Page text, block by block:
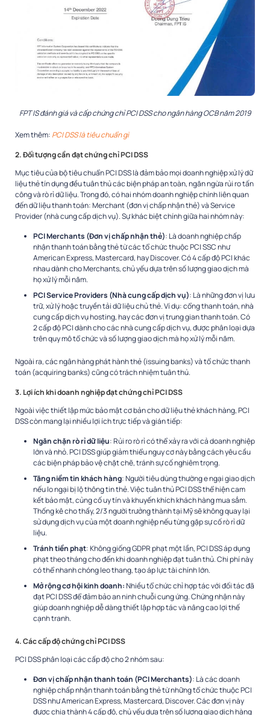
FPT IS đánh giá và cấp chứng chỉ PCI DSS cho ngân hàng OCB năm 2019
Xem thêm: PCI DSS là tiêu chuẩn gì
2. Đối tượng cần đạt chứng chỉ PCI DSS
Mục tiêu của bộ tiêu chuẩn PCI DSS là đảm bảo mọi doanh nghiệp xử lý dữ
liệu thẻ tín dụng đều tuân thủ các biện pháp an toàn, ngăn ngừa rủi ro tấn
công và rò rỉ dữ liệu. Trong đó, có hai nhóm doanh nghiệp chính liên quan
đến dữ liệu thanh toán: Merchant (đơn vị chấp nhận thẻ) và Service
Provider (nhà cung cấp dịch vụ). Sự khác biệt chính giữa hai nhóm này:
PCI Merchants (Đơn vị chấp nhận thẻ): Là doanh nghiệp chấp
nhận thanh toán bằng thẻ từ các tổ chức thuộc PCI SSC như
American Express, Mastercard, hay Discover. Có 4 cấp độ PCI khác
nhau dành cho Merchants, chủ yếu dựa trên số lượng giao dịch mà
họ xử lý mỗi năm.
PCI Service Providers (Nhà cung cấp dịch vụ): Là những đơn vị lưu
trữ, xử lý hoặc truyền tải dữ liệu chủ thẻ. Ví dụ: cổng thanh toán, nhà
cung cấp dịch vụ hosting, hay các đơn vị trung gian thanh toán. Có
2 cấp độ PCI dành cho các nhà cung cấp dịch vụ, được phân loại dựa
trên quy mô tổ chức và số lượng giao dịch mà họ xử lý mỗi năm.
Ngoài ra, các ngân hàng phát hành thẻ (issuing banks) và tổ chức thanh
toán (acquiring banks) cũng có trách nhiệm tuân thủ.
3. Lợi ích khi doanh nghiệp đạt chứng chỉ PCI DSS
Ngoài việc thiết lập mức bảo mật cơ bản cho dữ liệu thẻ khách hàng, PCI
DSS còn mang lại nhiều lợi ích trực tiếp và gián tiếp:
Ngăn chặn rò rỉ dữ liệu: Rủi ro rò rỉ có thể xảy ra với cả doanh nghiệp
lớn và nhỏ. PCI DSS giúp giảm thiểu nguy cơ này bằng cách yêu cầu
các biện pháp bảo vệ chặt chẽ, tránh sự cố nghiêm trọng.
Tăng niềm tin khách hàng: Người tiêu dùng thường e ngại giao dịch
nếu lo ngại bị lộ thông tin thẻ. Việc tuân thủ PCI DSS thể hiện cam
kết bảo mật, củng cố uy tín và khuyến khích khách hàng mua sắm.
Thống kê cho thấy, 2/3 người trưởng thành tại Mỹ sẽ không quay lại
sử dụng dịch vụ của một doanh nghiệp nếu từng gặp sự cố rò rỉ dữ
liệu.
Tránh tiền phạt: Không giống GDPR phạt một lần, PCI DSS áp dụng
phạt theo tháng cho đến khi doanh nghiệp đạt tuân thủ. Chi phí này
có thể nhanh chóng leo thang, tạo áp lực tài chính lớn.
Mở rộng cơ hội kinh doanh:Nhiều tổ chức chỉ hợp tác với đối tác đã
đạt PCI DSS để đảm bảo an ninh chuỗi cung ứng. Chứng nhận này
giúp doanh nghiệp dễ dàng thiết lập hợp tác và nâng cao lợi thế
cạnh tranh.
4. Các cấp độ chứng chỉ PCI DSS
PCI DSS phân loại các cấp độ cho 2 nhóm sau:
Đơn vị chấp nhận thanh toán (PCI Merchants): Là các doanh
nghiệp chấp nhận thanh toán bằng thẻ từ những tổ chức thuộc PCI
DSS như American Express, Mastercard, Discover. Các đơn vị này
được chia thành 4 cấp độ, chủ yếu dựa trên số lượng giao dịch hàng